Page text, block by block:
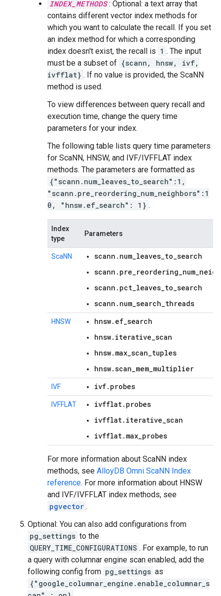
INDEX_METHODS : Optional: a text array that
contains different vector index methods for
which you want to calculate the recall. If you set
an index method for which a corresponding
index doesn't exist, the recall is 1 . The input
must be a subset of {scann, hnsw, ivf,
ivfflat} . If no value is provided, the ScaNN
method is used.
To view differences between query recall and
execution time, change the query time
parameters for your index.
The following table lists query time parameters
for ScaNN, HNSW, and IVF/IVFFLAT index
methods. The parameters are formatted as
{"scann.num_leaves_to_search":1,
"scann.pre_reordering_num_neighbors":1
0, "hnsw.ef_search": 1} .
Index
type
Parameters
ScaNN
scann.num_leaves_to_search
scann.pct_leaves_to_search
scann.num_search_threads
HNSW
hnsw.ef_search
hnsw.iterative_scan
hnsw.max_scan_tuples
hnsw.scan_mem_multiplier
IVF ivf.probes
IVFFLAT
ivfflat.probes
ivfflat.iterative_scan
ivfflat.max_probes
For more information about ScaNN index
methods, see AlloyDB Omni ScaNN Index
reference. For more information about HNSW
and IVF/IVFFLAT index methods, see
pgvector .
Optional: You can also add configurations from
pg_settings to the
QUERY_TIME_CONFIGURATIONS . For example, to run
a query with columnar engine scan enabled, add the
following config from pg_settings as
{"google_columnar_engine.enable_columnar_s